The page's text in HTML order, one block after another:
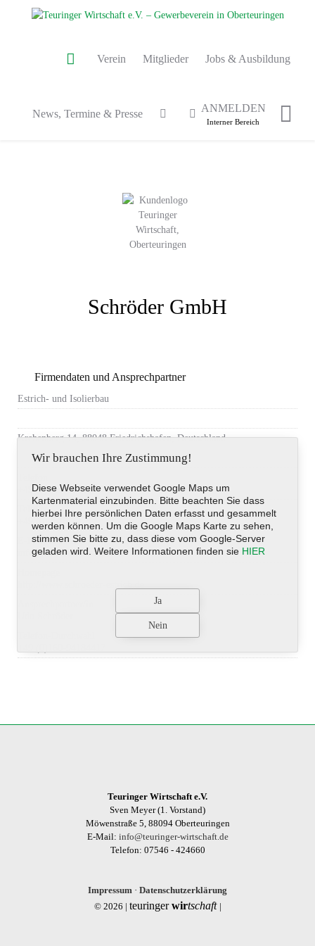
Verein Mitglieder Jobs & Ausbildung
News, Termine & Presse ANMELDEN
Interner Bereich
Schröder GmbH
Firmendaten und Ansprechpartner
Estrich- und Isolierbau
Krehenberg 14, 88048 Friedrichshafen, Deutschland
+49 (0)7546-2313
Telefax
+49 (0)7546-1028
E-Mail-Adresse
info@schroeder-estrich.de
Teuringer Wirtschaft e.V.
Sven Meyer (1. Vorstand)
Möwenstraße 5, 88094 Oberteuringen
E-Mail: info@teuringer-wirtschaft.de
Telefon: 07546 - 424660
Impressum · Datenschutzerklärung
© 2026 | teuringerwirtschaft
Wir brauchen Ihre Zustimmung!
Diese Webseite verwendet Google Maps um
Kartenmaterial einzubinden. Bitte beachten Sie dass
hierbei Ihre persönlichen Daten erfasst und gesammelt
werden können. Um die Google Maps Karte zu sehen,
stimmen Sie bitte zu, dass diese vom Google-Server
geladen wird. Weitere Informationen finden sie HIER